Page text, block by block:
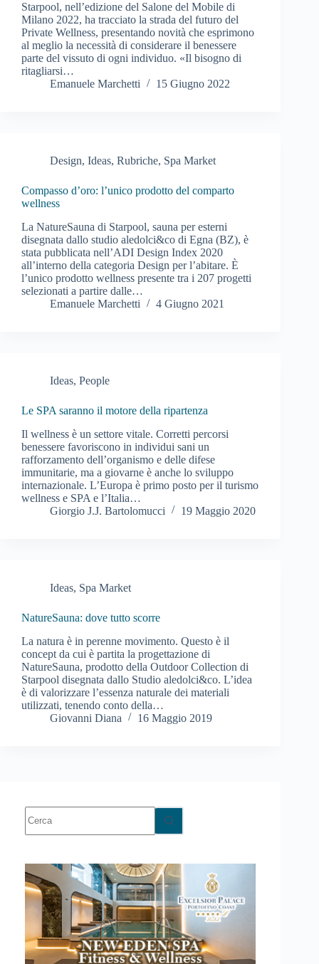
Starpool, nell’edizione del Salone del Mobile di
Milano 2022, ha tracciato la strada del futuro del
Private Wellness, presentando novità che esprimono
al meglio la necessità di considerare il benessere
parte del vissuto di ogni individuo. «Il bisogno di
ritagliarsi…
Emanuele Marchetti
15 Giugno 2022
Design, Ideas, Rubriche, Spa Market
Compasso d’oro: l’unico prodotto del comparto
wellness
La NatureSauna di Starpool, sauna per esterni
disegnata dallo studio aledolci&co di Egna (BZ), è
stata pubblicata nell’ADI Design Index 2020
all’interno della categoria Design per l’abitare. È
l’unico prodotto wellness presente tra i 207 progetti
selezionati a partire dalle…
Emanuele Marchetti
4 Giugno 2021
Ideas, People
Le SPA saranno il motore della ripartenza
Il wellness è un settore vitale. Corretti percorsi
benessere favoriscono in individui sani un
rafforzamento dell’organismo e delle difese
immunitarie, ma a giovarne è anche lo sviluppo
internazionale. L’Europa è primo posto per il turismo
wellness e SPA e l’Italia…
Giorgio J.J. Bartolomucci
19 Maggio 2020
Ideas, Spa Market
NatureSauna: dove tutto scorre
La natura è in perenne movimento. Questo è il
concept da cui è partita la progettazione di
NatureSauna, prodotto della Outdoor Collection di
Starpool disegnata dallo Studio aledolci&co. L’idea
è di valorizzare l’essenza naturale dei materiali
utilizzati, tenendo conto della…
Giovanni Diana
16 Maggio 2019
risultato